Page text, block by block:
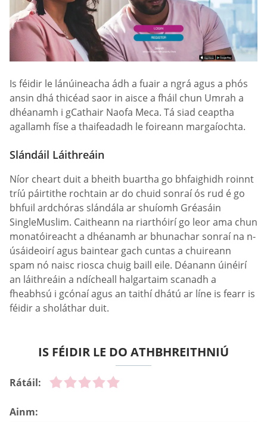
Is féidir le lánúineacha ádh a fuair a ngrá agus a phós
ansin dhá thicéad saor in aisce a fháil chun Umrah a
dhéanamh i gCathair Naofa Meca. Tá siad ceaptha
agallamh físe a thaifeadadh le foireann margaíochta.
Slándáil Láithreáin
Níor cheart duit a bheith buartha go bhfaighidh roinnt
tríú páirtithe rochtain ar do chuid sonraí ós rud é go
bhfuil ardchóras slándála ar shuíomh Gréasáin
SingleMuslim. Caitheann na riarthóirí go leor ama chun
monatóireacht a dhéanamh ar bhunachar sonraí na n-
úsáideoirí agus baintear gach cuntas a chuireann
spam nó naisc riosca chuig baill eile. Déanann úinéirí
an láithreáin a ndícheall halgartaim scanadh a
fheabhsú i gcónaí agus an taithí dhátú ar líne is fearr is
féidir a sholáthar duit.
IS FÉIDIR LE DO ATHBHREITHNIÚ
Rátáil:
Ainm: